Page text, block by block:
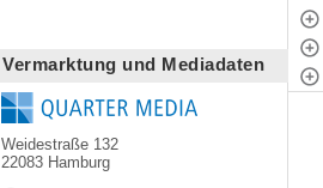
Vermarktung und Mediadaten
Weidestraße 132
22083 Hamburg